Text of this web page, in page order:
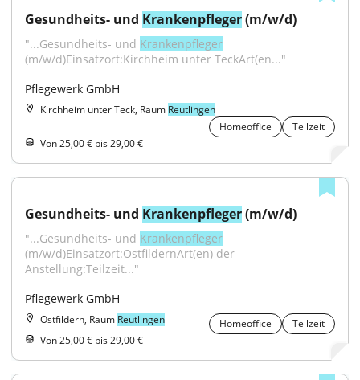
Gesundheits- und Krankenpfleger (m/w/d)
"...Gesundheits- und Krankenpfleger
(m/w/d)Einsatzort:Kirchheim unter TeckArt(en..."
Pflegewerk GmbH
Kirchheim unter Teck, Raum Reutlingen
Homeoffice
Teilzeit
Von 25,00 € bis 29,00 €
Gesundheits- und Krankenpfleger (m/w/d)
"...Gesundheits- und Krankenpfleger
(m/w/d)Einsatzort:OstfildernArt(en) der
Anstellung:Teilzeit..."
Pflegewerk GmbH
Ostfildern, Raum Reutlingen Homeoffice
Teilzeit
Von 25,00 € bis 29,00 €